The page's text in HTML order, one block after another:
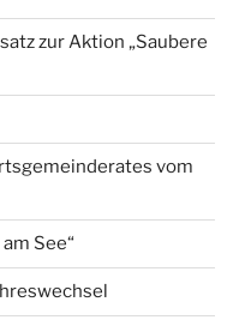
zur Aktion „Saubere
vom
See“